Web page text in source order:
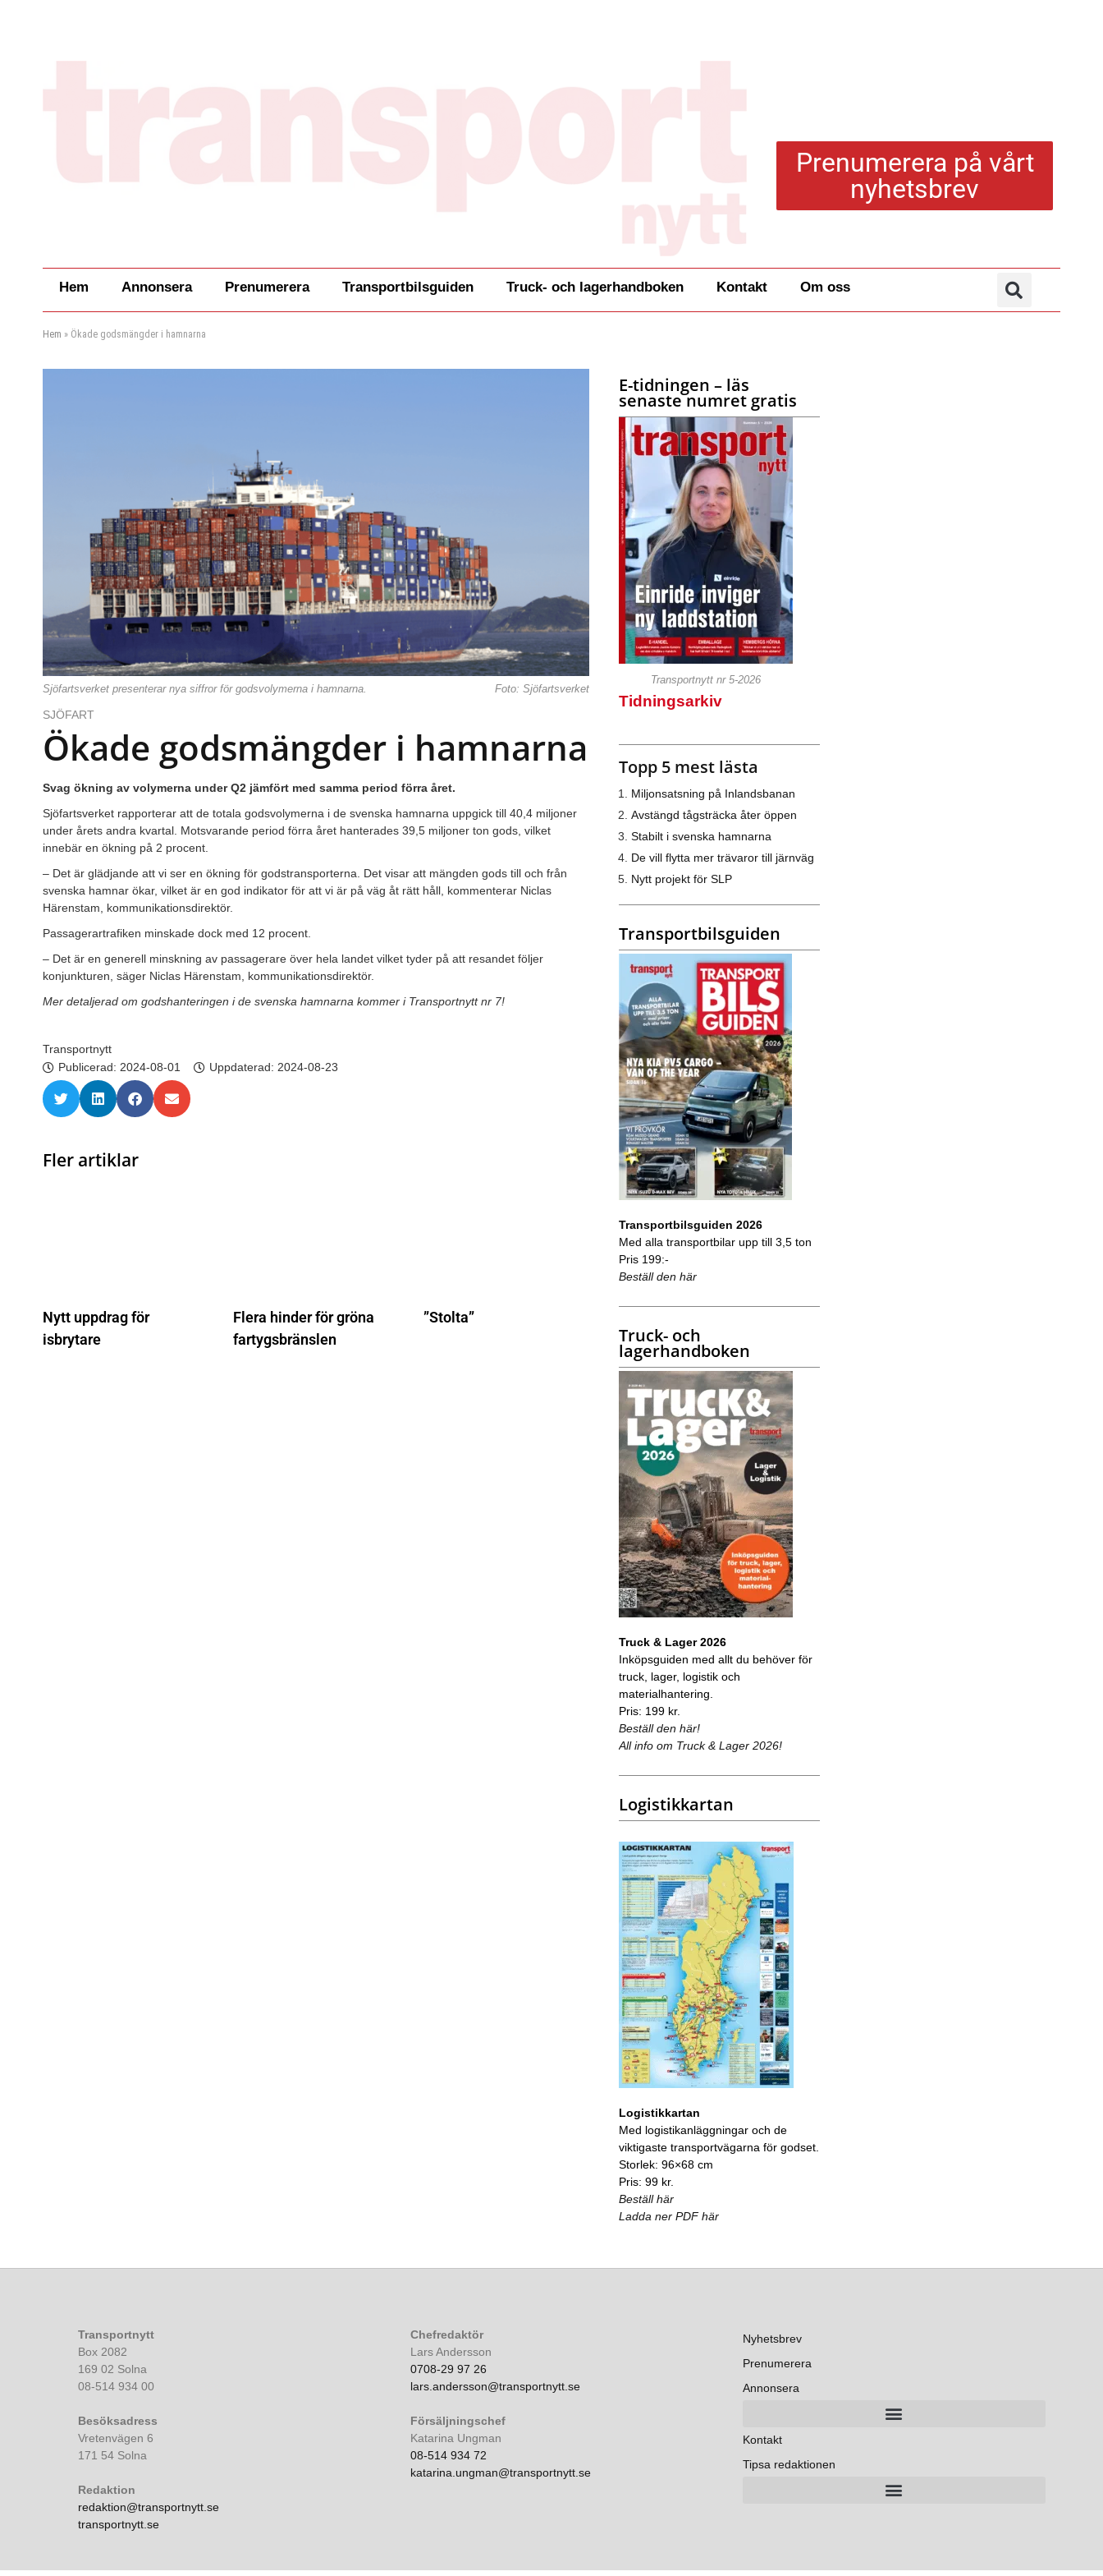
Prenumerera på vårt
nyhetsbrev
Hem Annonsera Prenumerera Transportbilsguiden Truck- och lagerhandboken Kontakt Om oss
Hem » Ökade godsmängder i hamnarna
Sjöfartsverket presenterar nya siffror för godsvolymerna i hamnarna. Foto: Sjöfartsverket
SJÖFART
Ökade godsmängder i hamnarna
Svag ökning av volymerna under Q2 jämfört med samma period förra året.
Sjöfartsverket rapporterar att de totala godsvolymerna i de svenska hamnarna uppgick till 40,4 miljoner
under årets andra kvartal. Motsvarande period förra året hanterades 39,5 miljoner ton gods, vilket
innebär en ökning på 2 procent.
– Det är glädjande att vi ser en ökning för godstransporterna. Det visar att mängden gods till och från
svenska hamnar ökar, vilket är en god indikator för att vi är på väg åt rätt håll, kommenterar Niclas
Härenstam, kommunikationsdirektör.
Passagerartrafiken minskade dock med 12 procent.
– Det är en generell minskning av passagerare över hela landet vilket tyder på att resandet följer
konjunkturen, säger Niclas Härenstam, kommunikationsdirektör.
Mer detaljerad om godshanteringen i de svenska hamnarna kommer i Transportnytt nr 7!
Transportnytt
Publicerad: 2024-08-01 Uppdaterad: 2024-08-23
Fler artiklar
Nytt uppdrag för
isbrytare
Flera hinder för gröna
fartygsbränslen
”Stolta”
E-tidningen – läs
senaste numret gratis
Transportnytt nr 5-2026
Tidningsarkiv
Topp 5 mest lästa
Miljonsatsning på Inlandsbanan
Avstängd tågsträcka åter öppen
Stabilt i svenska hamnarna
De vill flytta mer trävaror till järnväg
Nytt projekt för SLP
Transportbilsguiden
Transportbilsguiden 2026
Med alla transportbilar upp till 3,5 ton
Pris 199:-
Beställ den här
Truck- och
lagerhandboken
Truck & Lager 2026
Inköpsguiden med allt du behöver för
truck, lager, logistik och
materialhantering.
Pris: 199 kr.
Beställ den här!
All info om Truck & Lager 2026!
Logistikkartan
Logistikkartan
Med logistikanläggningar och de
viktigaste transportvägarna för godset.
Storlek: 96×68 cm
Pris: 99 kr.
Beställ här
Ladda ner PDF här
Transportnytt
Box 2082
169 02 Solna
08-514 934 00
Besöksadress
Vretenvägen 6
171 54 Solna
Redaktion
redaktion@transportnytt.se
transportnytt.se
Chefredaktör
Lars Andersson
0708-29 97 26
lars.andersson@transportnytt.se
Försäljningschef
Katarina Ungman
08-514 934 72
katarina.ungman@transportnytt.se
Nyhetsbrev
Prenumerera
Annonsera
Kontakt
Tipsa redaktionen